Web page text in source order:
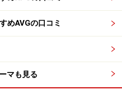
めAVGの口コミ
マも見る